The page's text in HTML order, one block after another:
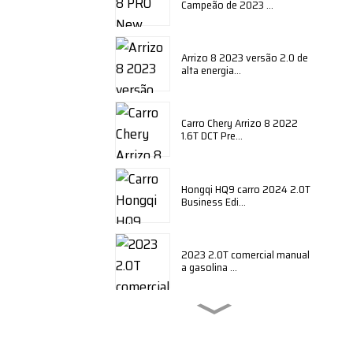
Campeão de 2023 ...
Arrizo 8 2023 versão 2.0 de
alta energia...
Carro Chery Arrizo 8 2022
1.6T DCT Pre...
Hongqi HQ9 carro 2024 2.0T
Business Edi...
2023 2.0T comercial manual
a gasolina ...
BYD Qin plus edição honor